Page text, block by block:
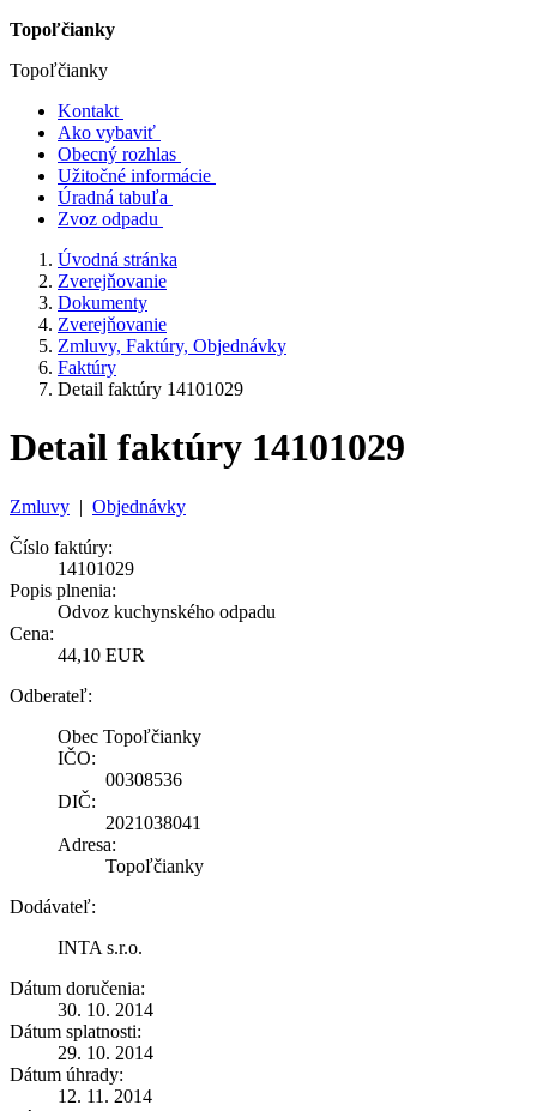
Topoľčianky
Topoľčianky
Kontakt
Ako vybaviť
Obecný rozhlas
Užitočné informácie
Úradná tabuľa
Zvoz odpadu
Úvodná stránka
Zverejňovanie
Dokumenty
Zverejňovanie
Zmluvy, Faktúry, Objednávky
Faktúry
Detail faktúry 14101029
Detail faktúry 14101029
Zmluvy | Objednávky
Číslo faktúry:
14101029
Popis plnenia:
Odvoz kuchynského odpadu
Cena:
44,10 EUR
Odberateľ:
Obec Topoľčianky
IČO:
00308536
DIČ:
2021038041
Adresa:
Topoľčianky
Dodávateľ:
INTA s.r.o.
Dátum doručenia:
30. 10. 2014
Dátum splatnosti:
29. 10. 2014
Dátum úhrady:
12. 11. 2014